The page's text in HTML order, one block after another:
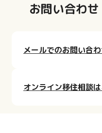
お問い合わせ
メールでのお問い合
オンライン移住相談